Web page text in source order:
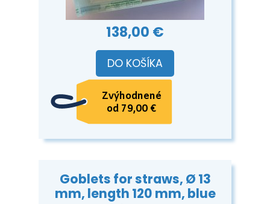
138,00 €
DO KOŠÍKA
Zvýhodnené
od 79,00 €
Goblets for straws, Ø 13
mm, length 120 mm, blue